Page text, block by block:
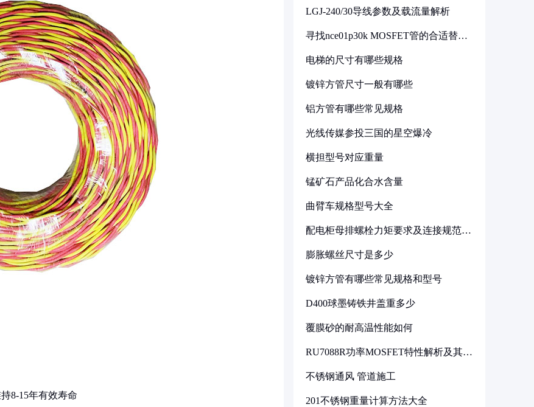
8-15年有效寿命
LGJ-240/30导线参数及载流量解析
寻找nce01p30k MOSFET管的合适替代
电梯的尺寸有哪些规格
镀锌方管尺寸一般有哪些
铝方管有哪些常见规格
光线传媒参投三国的星空爆冷
横担型号对应重量
锰矿石产品化合水含量
曲臂车规格型号大全
配电柜母排螺栓力矩要求及连接规范详
膨胀螺丝尺寸是多少
镀锌方管有哪些常见规格和型号
D400球墨铸铁井盖重多少
覆膜砂的耐高温性能如何
RU7088R功率MOSFET特性解析及其在
不锈钢通风 管道施工
201不锈钢重量计算方法大全